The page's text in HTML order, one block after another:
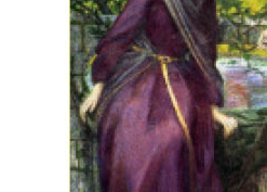
Mediensuche
Kalender
Personen